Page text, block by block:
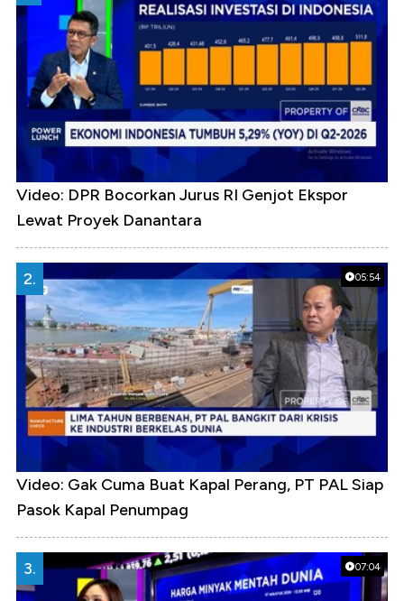
Video: DPR Bocorkan Jurus RI Genjot Ekspor
Lewat Proyek Danantara
05:54
2.
Video: Gak Cuma Buat Kapal Perang, PT PAL Siap
Pasok Kapal Penumpag
07:04
3.